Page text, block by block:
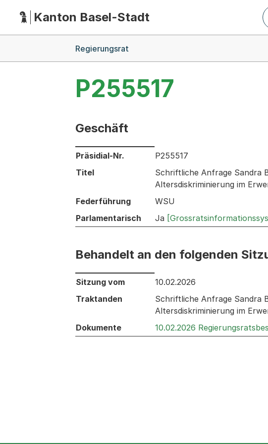
HauptnavigationKanton Basel-Stadt
Regierungsrat
P255517
Geschäft
Informationen zum Ausgewählten Geschäft
Präsidial-Nr.
P255517
Titel
Schriftliche Anfrage Sandra
Altersdiskriminierung im
Federführung
WSU
Parlamentarisch
Ja
Behandelt an den folgenden
Behandelt an den folgenden Sitzungen:
Sitzung vom
10.02.2026
Traktanden
Schriftliche Anfrage Sandra
Altersdiskriminierung im
Dokumente
10.02.2026